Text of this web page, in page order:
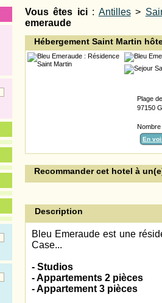
Vous êtes ici: Antilles>
emeraude
Hébergement Saint Martin
Plage
97150
Nombre
En
Recommander cet hotel à
Description
Bleu Emeraude est une
Case...
- Studios
- Appartements 2 pièces
- Appartement 3 pièces